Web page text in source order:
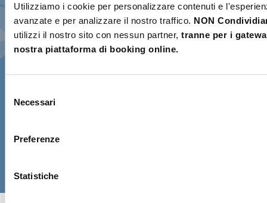
Utilizziamo i cookie per personalizzare contenuti e
avanzate e per analizzare il nostro traffico. NON
utilizzi il nostro sito con nessun partner, tranne per i
nostra piattaforma di booking online.
delNecessari
Preferenze
Statistiche
✓ Se possiedo una patente rilasciata in un
Paese extra-UE
Permesso Internazionale di Guida
valido, insieme alla patente nazionale
Al momento del ritiro è previsto un